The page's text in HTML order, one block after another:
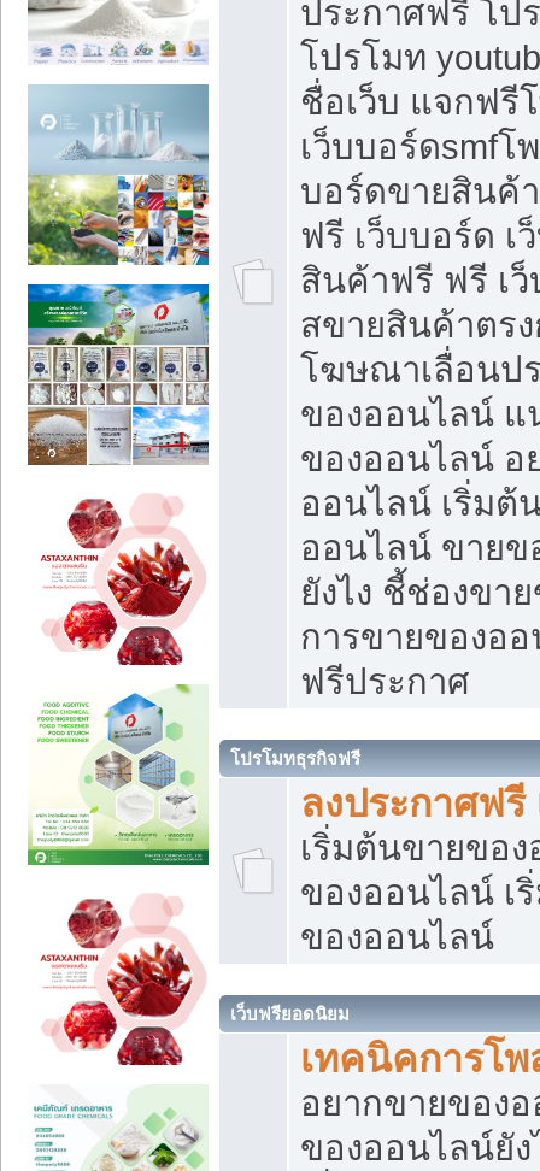
ประกาศฟรี โป
โปรโมท
ชื่อเว็บ แจกฟรี
เว็บบอร์ดsmfโ
บอร์ดขายสินค้
ฟรี เว็บบอร์ด เ
สินค้าฟรี ฟรี เ
สขายสินค้าตร
โฆษณาเลื่อนป
ของออนไลน์ แ
ของออนไลน์ อ
ออนไลน์ เริ่มต้
ออนไลน์ ขายข
ยังไง ชี้ช่องขา
การขายของออ
ฟรีประกาศ
โปรโมทธุรกิจฟรี
ลงประกาศฟรี
เริ่มต้นขายขอ
ของออนไลน์ เ
ของออนไลน์
เว็บฟรียอดนิยม
เทคนิคการโ
อยากขายของ
ของออนไลน์ยั